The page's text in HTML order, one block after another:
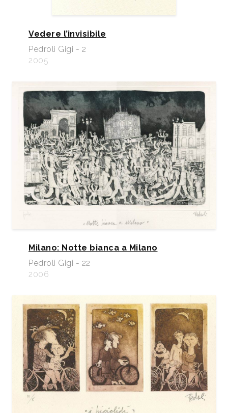
Vedere l’invisibile
Pedroli Gigi - 2
2005
Milano: Notte bianca a Milano
Pedroli Gigi - 22
2006